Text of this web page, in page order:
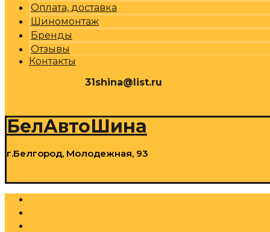
Оплата, доставка
Шиномонтаж
Бренды
Отзывы
Контакты
31shina@list.ru
БелАвтоШина
г.Белгород, Молодежная, 93